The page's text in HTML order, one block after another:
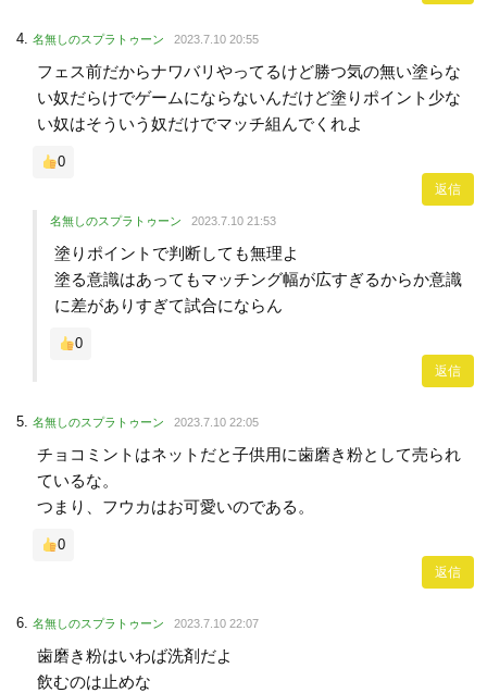
名無しのスプラトゥーン 2023.7.10 20:55
フェス前だからナワバリやってるけど勝つ気の無い塗らな
い奴だらけでゲームにならないんだけど塗りポイント少な
い奴はそういう奴だけでマッチ組んでくれよ
0
返信
名無しのスプラトゥーン 2023.7.10 21:53
塗りポイントで判断しても無理よ
塗る意識はあってもマッチング幅が広すぎるからか意識
に差がありすぎて試合にならん
0
返信
名無しのスプラトゥーン 2023.7.10 22:05
チョコミントはネットだと子供用に歯磨き粉として売られ
ているな。
つまり、フウカはお可愛いのである。
0
返信
名無しのスプラトゥーン 2023.7.10 22:07
歯磨き粉はいわば洗剤だよ
飲むのは止めな